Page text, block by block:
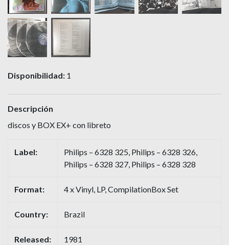
Disponibilidad: 1
Descripción
discos y BOX EX+ con libreto
Label:
Philips – 6328 325, Philips – 6328 326,
Philips – 6328 327, Philips – 6328 328
Format: 4 x Vinyl, LP, CompilationBox Set
Country: Brazil
Released: 1981